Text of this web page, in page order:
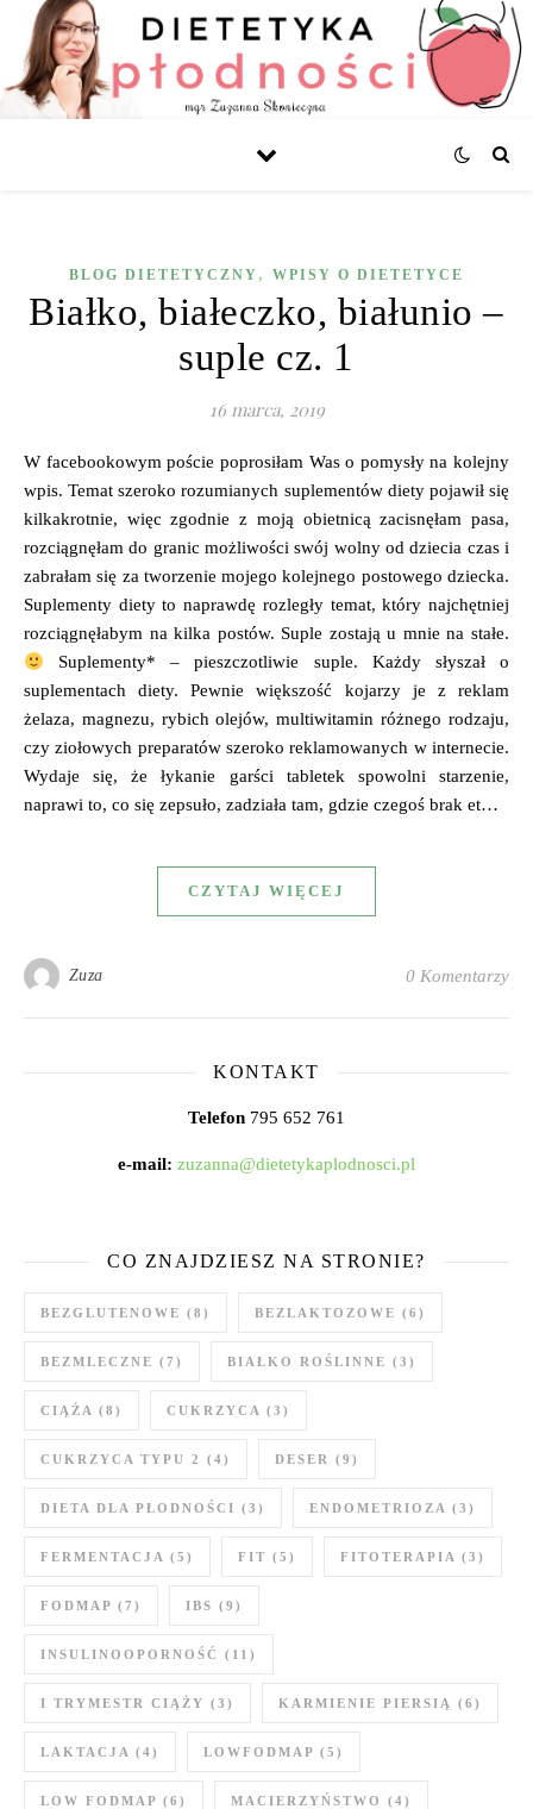
BLOG DIETETYCZNY , WPISY O DIETETYCE
Białko, białeczko, białunio –
suple cz. 1
16 marca, 2019
W facebookowym poście poprosiłam Was o pomysły na kolejny
wpis. Temat szeroko rozumianych suplementów diety pojawił się
kilkakrotnie, więc zgodnie z moją obietnicą zacisnęłam pasa,
rozciągnęłam do granic możliwości swój wolny od dziecia czas i
zabrałam się za tworzenie mojego kolejnego postowego dziecka.
Suplementy diety to naprawdę rozległy temat, który najchętniej
rozciągnęłabym na kilka postów. Suple zostają u mnie na stałe.
Suplementy* – pieszczotliwie suple. Każdy słyszał o
suplementach diety. Pewnie większość kojarzy je z reklam
żelaza, magnezu, rybich olejów, multiwitamin różnego rodzaju,
czy ziołowych preparatów szeroko reklamowanych w internecie.
Wydaje się, że łykanie garści tabletek spowolni starzenie,
naprawi to, co się zepsuło, zadziała tam, gdzie czegoś brak et…
CZYTAJ WIĘCEJ
Zuza 0 Komentarzy
KONTAKT
Telefon 795 652 761
e-mail: zuzanna@dietetykaplodnosci.pl
CO ZNAJDZIESZ NA STRONIE?
BEZGLUTENOWE (8) BEZLAKTOZOWE (6)
BEZMLECZNE (7) BIAŁKO ROŚLINNE (3)
CIĄŻA (8) CUKRZYCA (3)
CUKRZYCA TYPU 2 (4) DESER (9)
DIETA DLA PŁODNOŚCI (3) ENDOMETRIOZA (3)
FERMENTACJA (5) FIT (5) FITOTERAPIA (3)
FODMAP (7) IBS (9)
INSULINOOPORNOŚĆ (11)
I TRYMESTR CIĄŻY (3) KARMIENIE PIERSIĄ (6)
LAKTACJA (4) LOWFODMAP (5)
LOW FODMAP (6) MACIERZYŃSTWO (4)